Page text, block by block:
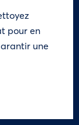
pour en
une